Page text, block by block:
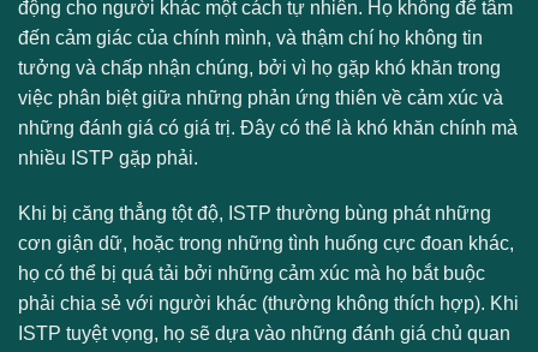
động cho người khác một cách tự nhiên. Họ không để tâm
đến cảm giác của chính mình, và thậm chí họ không tin
tưởng và chấp nhận chúng, bởi vì họ gặp khó khăn trong
việc phân biệt giữa những phản ứng thiên về cảm xúc và
những đánh giá có giá trị. Đây có thể là khó khăn chính mà
nhiều ISTP gặp phải.
Khi bị căng thẳng tột độ, ISTP thường bùng phát những
cơn giận dữ, hoặc trong những tình huống cực đoan khác,
họ có thể bị quá tải bởi những cảm xúc mà họ bắt buộc
phải chia sẻ với người khác (thường không thích hợp). Khi
ISTP tuyệt vọng, họ sẽ dựa vào những đánh giá chủ quan